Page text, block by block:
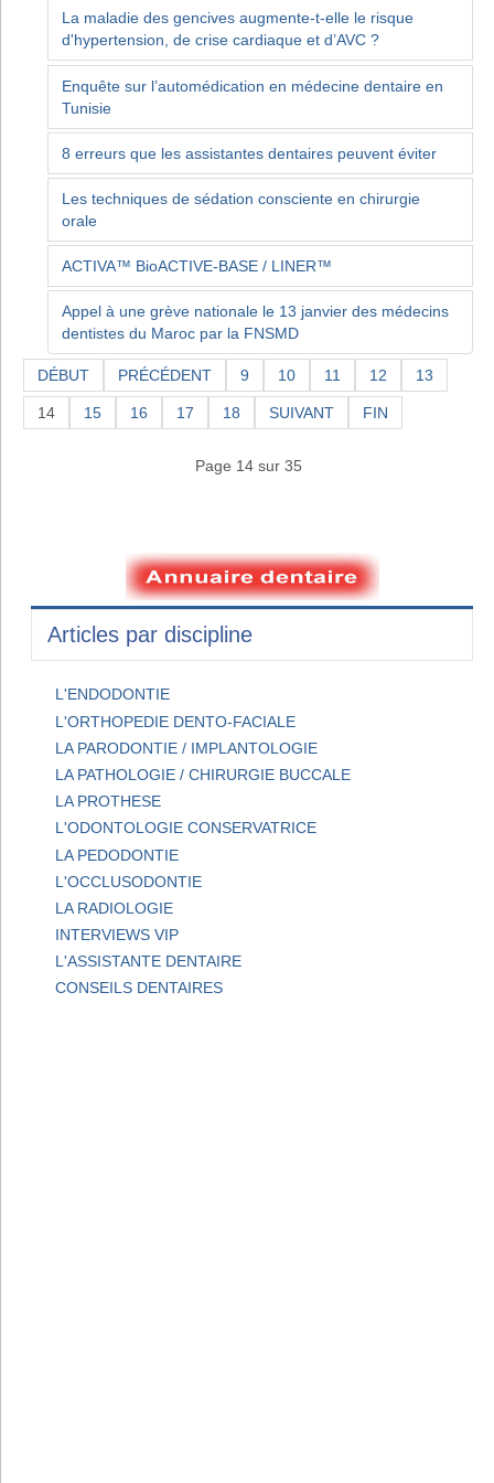
La maladie des gencives augmente-t-elle le risque
d'hypertension, de crise cardiaque et d’AVC ?
Enquête sur l’automédication en médecine dentaire en
Tunisie
8 erreurs que les assistantes dentaires peuvent éviter
Les techniques de sédation consciente en chirurgie
orale
ACTIVA™ BioACTIVE-BASE / LINER™
Appel à une grève nationale le 13 janvier des médecins
dentistes du Maroc par la FNSMD
DÉBUT PRÉCÉDENT 9 10 11 12 13
14 15 16 17 18 SUIVANT FIN
Page 14 sur 35
Articles par discipline
L'ENDODONTIE
L'ORTHOPEDIE DENTO-FACIALE
LA PARODONTIE / IMPLANTOLOGIE
LA PATHOLOGIE / CHIRURGIE BUCCALE
LA PROTHESE
L'ODONTOLOGIE CONSERVATRICE
LA PEDODONTIE
L'OCCLUSODONTIE
LA RADIOLOGIE
INTERVIEWS VIP
L'ASSISTANTE DENTAIRE
CONSEILS DENTAIRES